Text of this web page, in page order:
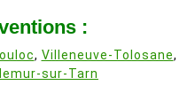
:
, Villeneuve-Tolosane,
sur-Tarn